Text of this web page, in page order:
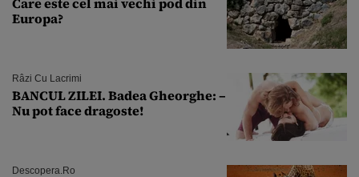
Europa?
Râzi Cu Lacrimi
BANCUL ZILEI. Badea Gheorghe: –
Nu pot face dragoste!
Descopera.ro